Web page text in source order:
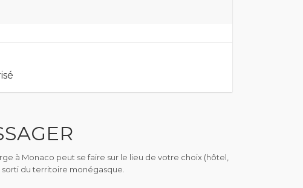
à Monaco peut se faire sur le lieu de votre choix (hôtel,
du territoire monégasque.